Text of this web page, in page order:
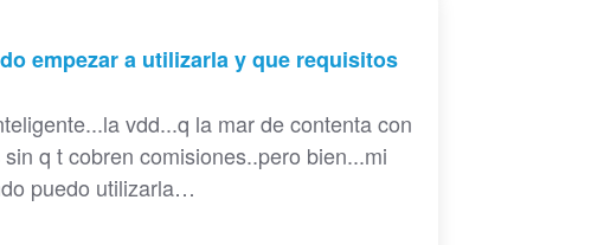
empezar a utilizarla y que requisitos
vdd...q la mar de contenta con
q t cobren comisiones..pero bien...mi
puedo utilizarla…